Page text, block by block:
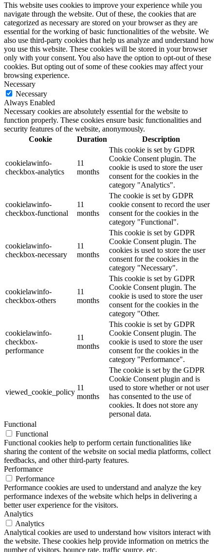
This website uses cookies to improve your experience while you
navigate through the website. Out of these, the cookies that are
categorized as necessary are stored on your browser as they are
essential for the working of basic functionalities of the website. We
also use third-party cookies that help us analyze and understand how
you use this website. These cookies will be stored in your browser
only with your consent. You also have the option to opt-out of these
cookies. But opting out of some of these cookies may affect your
browsing experience.
Necessary
Necessary
Always Enabled
Necessary cookies are absolutely essential for the website to
function properly. These cookies ensure basic functionalities and
security features of the website, anonymously.
Cookie
Duration Description
cookielawinfo-
checkbox-analytics
11
months
This cookie is set by GDPR
Cookie Consent plugin. The
cookie is used to store the user
consent for the cookies in the
category "Analytics".
cookielawinfo-
checkbox-functional
11
months
The cookie is set by GDPR
cookie consent to record the user
consent for the cookies in the
category "Functional".
cookielawinfo-
checkbox-necessary
11
months
This cookie is set by GDPR
Cookie Consent plugin. The
cookies is used to store the user
consent for the cookies in the
category "Necessary".
cookielawinfo-
checkbox-others
11
months
This cookie is set by GDPR
Cookie Consent plugin. The
cookie is used to store the user
consent for the cookies in the
category "Other.
cookielawinfo-
checkbox-
performance
11
months
This cookie is set by GDPR
Cookie Consent plugin. The
cookie is used to store the user
consent for the cookies in the
category "Performance".
viewed_cookie_policy
11
months
The cookie is set by the GDPR
Cookie Consent plugin and is
used to store whether or not user
has consented to the use of
cookies. It does not store any
personal data.
Functional
Functional
Functional cookies help to perform certain functionalities like
sharing the content of the website on social media platforms, collect
feedbacks, and other third-party features.
Performance
Performance
Performance cookies are used to understand and analyze the key
performance indexes of the website which helps in delivering a
better user experience for the visitors.
Analytics
Analytics
Analytical cookies are used to understand how visitors interact with
the website. These cookies help provide information on metrics the
number of visitors, bounce rate, traffic source, etc.